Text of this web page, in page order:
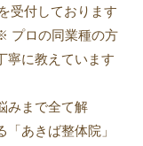
受付しております
プロの同業種の方
寧に教えています
みまで全て解
あきば整体院」